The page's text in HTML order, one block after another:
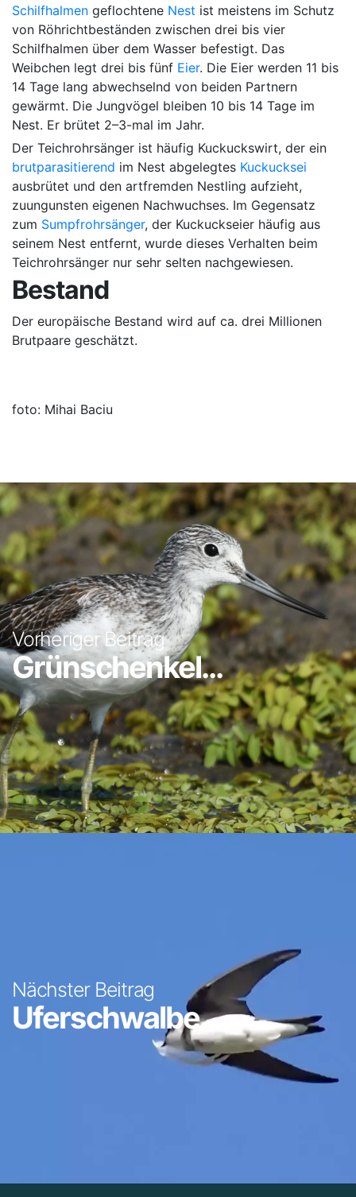
Schilfhalmen geflochtene Nest ist meistens im Schutz
von Röhrichtbeständen zwischen drei bis vier
Schilfhalmen über dem Wasser befestigt. Das
Weibchen legt drei bis fünf Eier. Die Eier werden 11 bis
14 Tage lang abwechselnd von beiden Partnern
gewärmt. Die Jungvögel bleiben 10 bis 14 Tage im
Nest. Er brütet 2–3-mal im Jahr.
Der Teichrohrsänger ist häufig Kuckuckswirt, der ein
brutparasitierend im Nest abgelegtes Kuckucksei
ausbrütet und den artfremden Nestling aufzieht,
zuungunsten eigenen Nachwuchses. Im Gegensatz
zum Sumpfrohrsänger, der Kuckuckseier häufig aus
seinem Nest entfernt, wurde dieses Verhalten beim
Teichrohrsänger nur sehr selten nachgewiesen.
Bestand
Der europäische Bestand wird auf ca. drei Millionen
Brutpaare geschätzt.
foto: Mihai Baciu
Vorheriger Beitrag
Grünschenkel...
Nächster Beitrag
Uferschwalbe...